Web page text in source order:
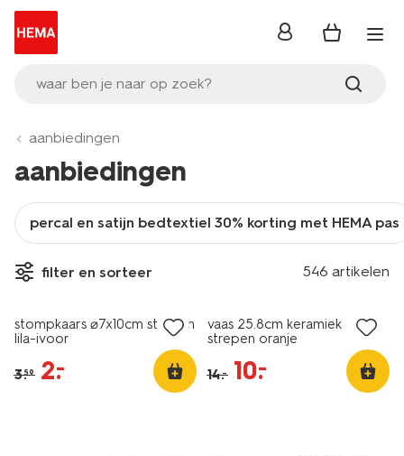
waar ben je naar op zoek?
inloggen
aanbiedingen
aanbiedingen
percal en satijn bedtextiel 30% korting met HEMA pas
filter en sorteer 546 artikelen
sale
stompkaars ⌀7x10cm strepen
lila-ivoor
3.59 2.
–
vaas 25.8cm keramiek
strepen oranje
14.– 10.
–